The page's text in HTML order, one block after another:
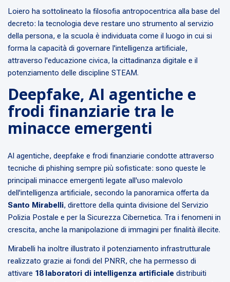
Loiero ha sottolineato la filosofia antropocentrica alla base del
decreto: la tecnologia deve restare uno strumento al servizio
della persona, e la scuola è individuata come il luogo in cui si
forma la capacità di governare l'intelligenza artificiale,
attraverso l'educazione civica, la cittadinanza digitale e il
potenziamento delle discipline STEAM.
Deepfake, AI agentiche e
frodi finanziarie tra le
minacce emergenti
AI agentiche, deepfake e frodi finanziarie condotte attraverso
tecniche di phishing sempre più sofisticate: sono queste le
principali minacce emergenti legate all'uso malevolo
dell'intelligenza artificiale, secondo la panoramica offerta da
Santo Mirabelli, direttore della quinta divisione del Servizio
Polizia Postale e per la Sicurezza Cibernetica. Tra i fenomeni in
crescita, anche la manipolazione di immagini per finalità illecite.
Mirabelli ha inoltre illustrato il potenziamento infrastrutturale
realizzato grazie ai fondi del PNRR, che ha permesso di
attivare 18 laboratori di intelligenza artificiale distribuiti